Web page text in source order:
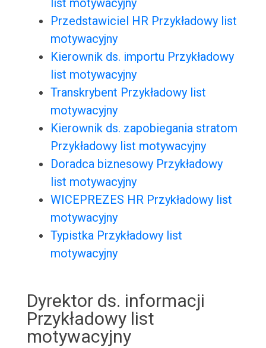
list motywacyjny
Przedstawiciel HR Przykładowy list
motywacyjny
Kierownik ds. importu Przykładowy
list motywacyjny
Transkrybent Przykładowy list
motywacyjny
Kierownik ds. zapobiegania stratom
Przykładowy list motywacyjny
Doradca biznesowy Przykładowy
list motywacyjny
WICEPREZES HR Przykładowy list
motywacyjny
Typistka Przykładowy list
motywacyjny
Dyrektor ds. informacji
Przykładowy list
motywacyjny